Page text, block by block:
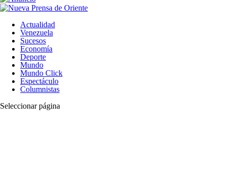
Actualidad
Venezuela
Sucesos
Economía
Deporte
Mundo
Mundo Click
Espectáculo
Columnistas
Seleccionar página